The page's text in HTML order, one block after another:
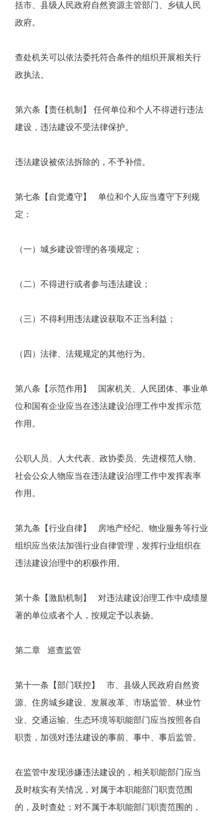
括市、县级人民政府自然资源主管部门、乡镇人民
政府。
查处机关可以依法委托符合条件的组织开展相关行
政执法。
第六条【责任机制】 任何单位和个人不得进行违法
建设，违法建设不受法律保护。
违法建设被依法拆除的，不予补偿。
第七条【自觉遵守】 单位和个人应当遵守下列规
定：
（一）城乡建设管理的各项规定；
（二）不得进行或者参与违法建设；
（三）不得利用违法建设获取不正当利益；
（四）法律、法规规定的其他行为。
第八条【示范作用】 国家机关、人民团体、事业单
位和国有企业应当在违法建设治理工作中发挥示范
作用。
公职人员、人大代表、政协委员、先进模范人物、
社会公众人物应当在违法建设治理工作中发挥表率
作用。
第九条【行业自律】 房地产经纪、物业服务等行业
组织应当依法加强行业自律管理，发挥行业组织在
违法建设治理中的积极作用。
第十条【激励机制】 对违法建设治理工作中成绩显
著的单位或者个人，按规定予以表扬。
第二章 巡查监管
第十一条【部门联控】 市、县级人民政府自然资
源、住房城乡建设、发展改革、市场监管、林业竹
业、交通运输、生态环境等职能部门应当按照各自
职责，加强对违法建设的事前、事中、事后监管。
在监管中发现涉嫌违法建设的，相关职能部门应当
及时核实有关情况，对属于本职能部门职责范围
的，及时查处；对不属于本职能部门职责范围的，